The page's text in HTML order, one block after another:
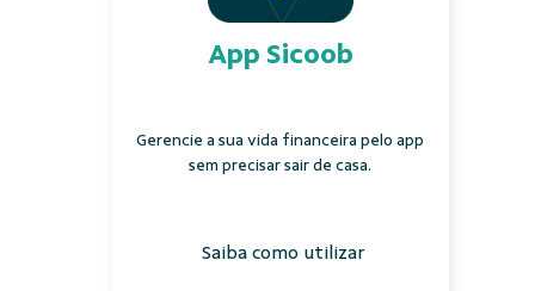
App Sicoob
Gerencie a sua vida financeira pelo app
sem precisar sair de casa.
Saiba como utilizar